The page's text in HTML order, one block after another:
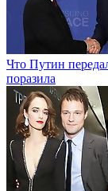
Что Путин
поразила